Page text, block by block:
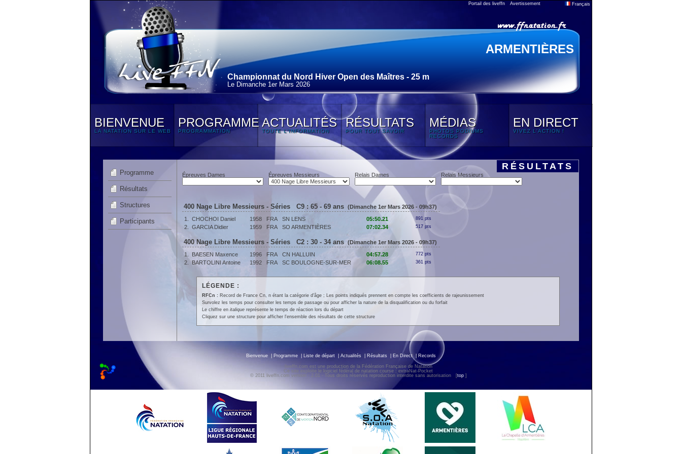
Portail des liveffn Avertissement Français
ARMENTIÈRES
Championnat du Nord Hiver Open des Maîtres - 25 m
Le Dimanche 1erMars 2026
BIENVENUE
LA NATATION SUR LE WEB
PROGRAMME
PROGRAMMATION
ACTUALITÉS
TOUTE L'INFORMATION
RÉSULTATS
POUR TOUT SAVOIR
MÉDIAS
PHOTOS PODIUMS
RECORDS
EN DIRECT
VIVEZ L'ACTION !
Programme
Résultats
Structures
Participants
RÉSULTATS
Épreuves Dames Épreuves Messieurs Relais Dames Relais Messieurs
400 Nage Libre Messieurs - Séries C9 : 65 - 69 ans (Dimanche 1er Mars 2026 - 09h37)
1.
CHOCHOI Daniel 1958 FRA SN LENS 05:50.21 891 pts
2. GARCIA Didier 1959 FRA SO ARMENTIÈRES 07:02.34 517 pts
400 Nage Libre Messieurs - Séries C2 : 30 - 34 ans (Dimanche 1er Mars 2026 - 09h37)
1.
BAESEN Maxence 1996 FRA CN HALLUIN 04:57.28 772 pts
2. BARTOLINI Antoine 1992 FRA SC BOULOGNE-SUR-MER 06:08.55 361 pts
LÉGENDE :
RFCn : Record de France Cn, n étant la catégorie d'âge ; Les points indiqués prennent en compte les coefficients de rajeunissement
Survolez les temps pour consulter les temps de passage ou pour afficher la nature de la disqualification ou du forfait
Le chiffre en italiquereprésente le temps de réaction lors du départ
Cliquez sur une structure pour afficher l'ensemble des résultats de cette structure
Bienvenue Programme Liste de départ Actualités Résultats En Direct | Records
liveffn.com est une production de la Fédération Française de Natation
Ce site exploite le logiciel fédéral de natation course : extraNat-Pocket
© 2011 liveffn.com version : 2.01 - Tous droits réservés reproduction interdite sans autorisation
[top ]